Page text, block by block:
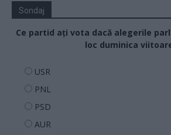
Sondaj
Ce partid ați vota dacă alegerile
loc duminica
USR
PNL
PSD
AUR